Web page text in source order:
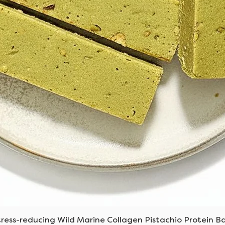
العرض السريع
reducing Wild Marine Collagen Pistachio Protein